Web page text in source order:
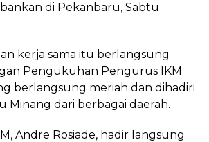
di Pekanbaru, Sabtu
kerja sama itu berlangsung
Pengukuhan Pengurus IKM
berlangsung meriah dan dihadiri
Minang dari berbagai daerah.
Andre Rosiade, hadir langsung